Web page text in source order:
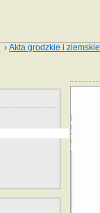
›Akta grodzkie i ziemskie